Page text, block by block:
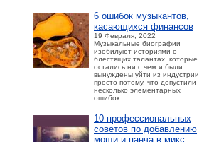
6 ошибок музыкантов,
касающихся финансов
19 Февраля, 2022
Музыкальные биографии
изобилуют историями о
блестящих талантах, которые
остались ни с чем и были
вынуждены уйти из индустрии
просто потому, что допустили
несколько элементарных
ошибок....
10 профессиональных
советов по добавлению
мощи и панча в микс